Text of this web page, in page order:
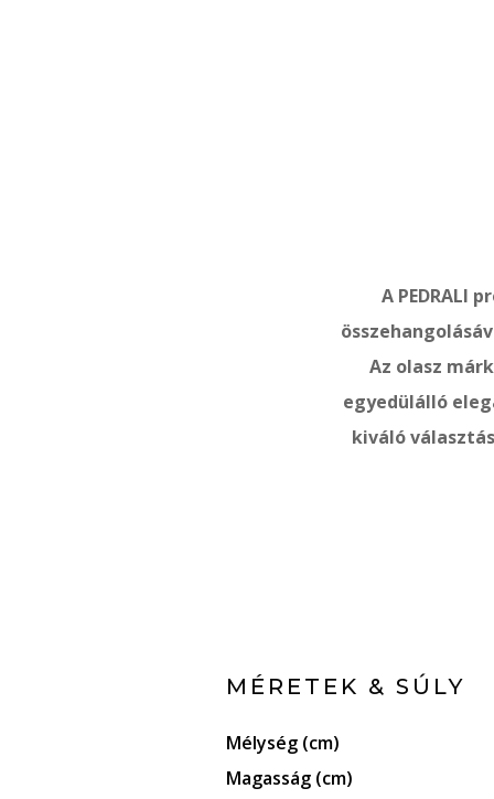
A PEDRALI
Az olasz
egyedülálló
kiváló
MÉRETEK & SÚLY
Mélység (cm)
Magasság (cm)